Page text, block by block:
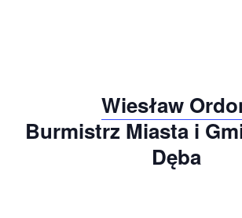
Wiesław
Burmistrz Miasta i
Dęba